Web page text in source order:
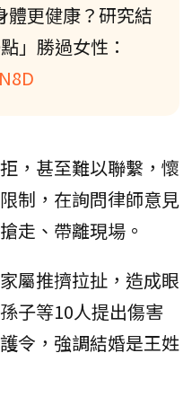
體更健康？研究結
」勝過女性：
，甚至難以聯繫，懷
制，在詢問律師意見
走、帶離現場。
屬推擠拉扯，造成眼
子等10人提出傷害
令，強調結婚是王姓